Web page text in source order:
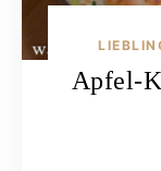
Apfel-